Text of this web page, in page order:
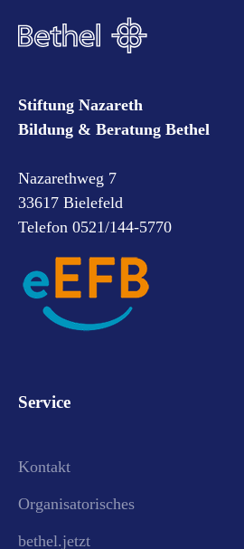
Stiftung Nazareth
Bildung & Beratung Bethel
Nazarethweg 7
33617 Bielefeld
Telefon 0521/144-5770
Service
Kontakt
Organisatorisches
bethel.jetzt